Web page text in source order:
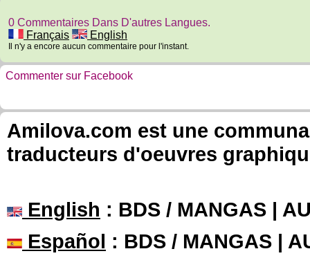
0 Commentaires Dans D'autres Langues.
Français
English
Il n'y a encore aucun commentaire pour l'instant.
Commenter sur Facebook
Amilova.com est une
traducteurs d'oeuvres
English : BDS / MANGAS |
Español : BDS / MANGAS |